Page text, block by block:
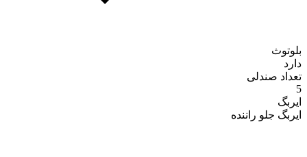
بلوتوث
دارد
تعداد صندلی
5
ایربگ
ایربگ جلو راننده